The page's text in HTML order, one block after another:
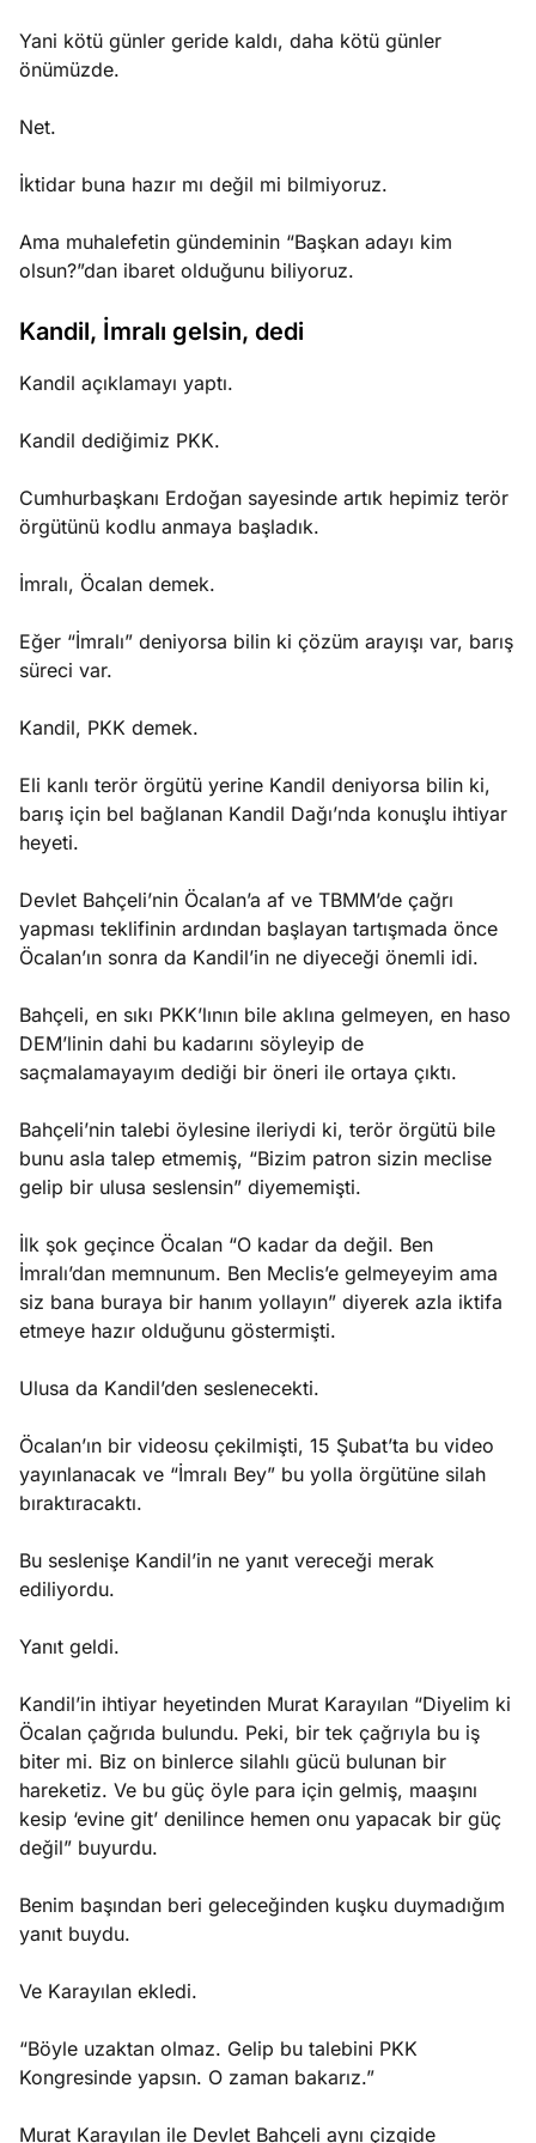
Yani kötü günler geride kaldı, daha kötü günler
önümüzde.
Net.
İktidar buna hazır mı değil mi bilmiyoruz.
Ama muhalefetin gündeminin “Başkan adayı kim
olsun?”dan ibaret olduğunu biliyoruz.
Kandil, İmralı gelsin, dedi
Kandil açıklamayı yaptı.
Kandil dediğimiz PKK.
Cumhurbaşkanı Erdoğan sayesinde artık hepimiz terör
örgütünü kodlu anmaya başladık.
İmralı, Öcalan demek.
Eğer “İmralı” deniyorsa bilin ki çözüm arayışı var, barış
süreci var.
Kandil, PKK demek.
Eli kanlı terör örgütü yerine Kandil deniyorsa bilin ki,
barış için bel bağlanan Kandil Dağı’nda konuşlu ihtiyar
heyeti.
Devlet Bahçeli’nin Öcalan’a af ve TBMM’de çağrı
yapması teklifinin ardından başlayan tartışmada önce
Öcalan’ın sonra da Kandil’in ne diyeceği önemli idi.
Bahçeli, en sıkı PKK’lının bile aklına gelmeyen, en haso
DEM’linin dahi bu kadarını söyleyip de
saçmalamayayım dediği bir öneri ile ortaya çıktı.
Bahçeli’nin talebi öylesine ileriydi ki, terör örgütü bile
bunu asla talep etmemiş, “Bizim patron sizin meclise
gelip bir ulusa seslensin” diyememişti.
İlk şok geçince Öcalan “O kadar da değil. Ben
İmralı’dan memnunum. Ben Meclis’e gelmeyeyim ama
siz bana buraya bir hanım yollayın” diyerek azla iktifa
etmeye hazır olduğunu göstermişti.
Ulusa da Kandil’den seslenecekti.
Öcalan’ın bir videosu çekilmişti, 15 Şubat’ta bu video
yayınlanacak ve “İmralı Bey” bu yolla örgütüne silah
bıraktıracaktı.
Bu seslenişe Kandil’in ne yanıt vereceği merak
ediliyordu.
Yanıt geldi.
Kandil’in ihtiyar heyetinden Murat Karayılan “Diyelim ki
Öcalan çağrıda bulundu. Peki, bir tek çağrıyla bu iş
biter mi. Biz on binlerce silahlı gücü bulunan bir
hareketiz. Ve bu güç öyle para için gelmiş, maaşını
kesip ‘evine git’ denilince hemen onu yapacak bir güç
değil” buyurdu.
Benim başından beri geleceğinden kuşku duymadığım
yanıt buydu.
Ve Karayılan ekledi.
“Böyle uzaktan olmaz. Gelip bu talebini PKK
Kongresinde yapsın. O zaman bakarız.”
Murat Karayılan ile Devlet Bahçeli aynı çizgide